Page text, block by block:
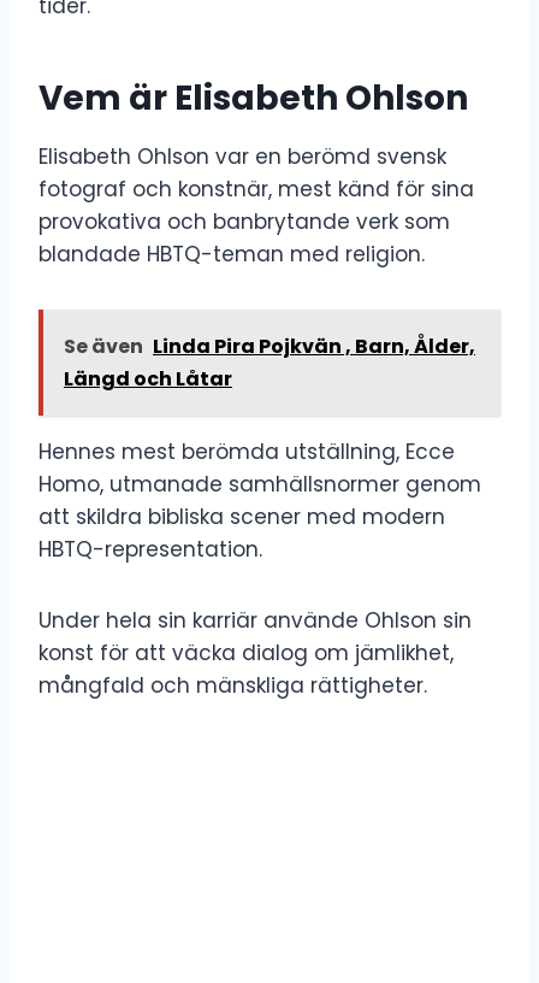
Vem är Elisabeth Ohlson
Elisabeth Ohlson var en berömd svensk
fotograf och konstnär, mest känd för sina
provokativa och banbrytande verk som
blandade HBTQ-teman med religion.
Se även Linda Pira Pojkvän , Barn, Ålder,
Längd och Låtar
Hennes mest berömda utställning, Ecce
Homo, utmanade samhällsnormer genom
att skildra bibliska scener med modern
HBTQ-representation.
Under hela sin karriär använde Ohlson sin
konst för att väcka dialog om jämlikhet,
mångfald och mänskliga rättigheter.